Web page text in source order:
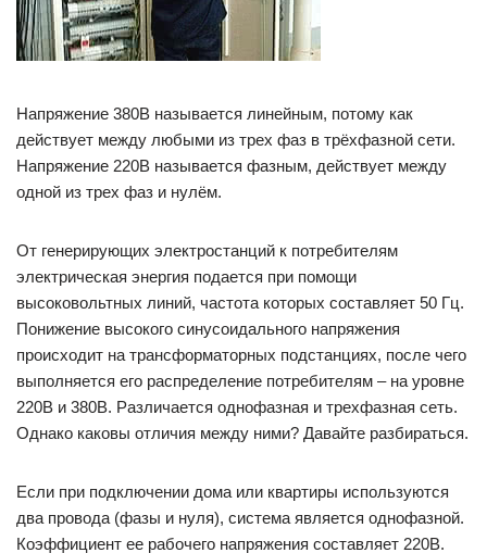
Напряжение 380B называется линейным, потому как
действует между любыми из трех фаз в трёхфазной сети.
Напряжение 220B называется фазным, действует между
одной из трех фаз и нулём.
От генерирующих электростанций к потребителям
электрическая энергия подается при помощи
высоковольтных линий, частота которых составляет 50 Гц.
Понижение высокого синусоидального напряжения
происходит на трансформаторных подстанциях, после чего
выполняется его распределение потребителям – на уровне
220B и 380B. Различается однофазная и трехфазная сеть.
Однако каковы отличия между ними? Давайте разбираться.
Если при подключении дома или квартиры используются
два провода (фазы и нуля), система является однофазной.
Коэффициент ее рабочего напряжения составляет 220B.